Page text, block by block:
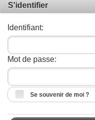
S'identifier
Identifiant:
Mot de passe:
Se souvenir de moi ?